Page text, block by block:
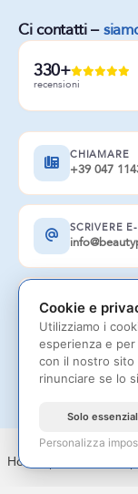
Cookie e
Utilizziamo i
esperienza e
con il nostro sito
rinunciare se lo
Solo
Personalizza
Ci contatti –
330+
recensioni
CHIAMARE
+39 047
SCRIVERE
DISPONIBILE
Lu-Ve:
SEGUICI
Home